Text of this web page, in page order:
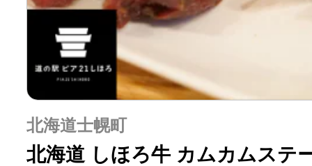
北海道士幌町
北海道 しほろ牛 カムカムステ